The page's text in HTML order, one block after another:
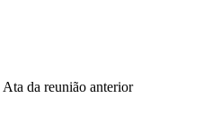
Ata da reunião anterior